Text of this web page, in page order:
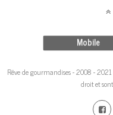
Mobile
Rêve de gourmandises - 2008 - 2021
droit et